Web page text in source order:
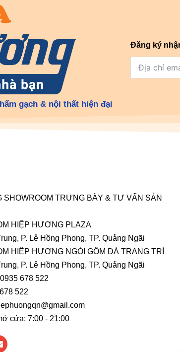
gạch & nội thất hiện đại
Đăng ký
SHOWROOM TRƯNG BÀY & TƯ VẤN SẢN
HIỆP HƯƠNG PLAZA
P. Lê Hồng Phong, TP. Quảng Ngãi
HIỆP HƯƠNG NGÓI GỐM ĐÁ TRANG TRÍ
P. Lê Hồng Phong, TP. Quảng Ngãi
678 522
522
cửa: 7:00 - 21:00